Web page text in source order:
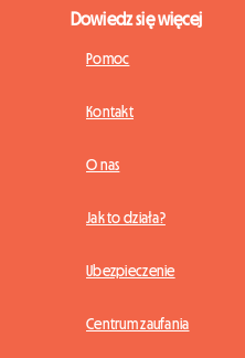
Dowiedz się więcej
Pomoc
Kontakt
O nas
Jak to działa?
Ubezpieczenie
Centrum zaufania